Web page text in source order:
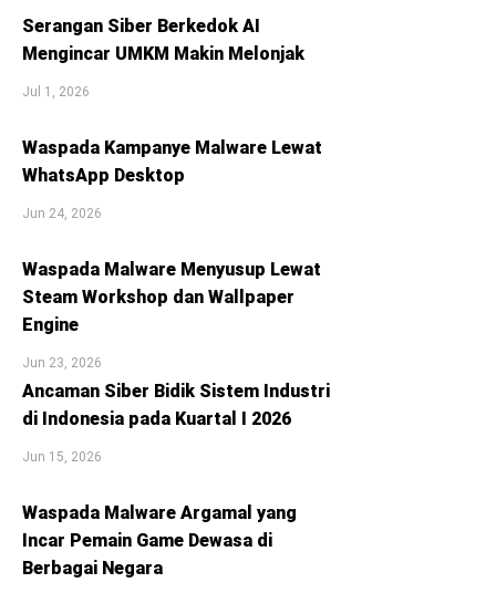
Serangan Siber Berkedok AI
Mengincar UMKM Makin Melonjak
Jul 1, 2026
Waspada Kampanye Malware Lewat
WhatsApp Desktop
Jun 24, 2026
Waspada Malware Menyusup Lewat
Steam Workshop dan Wallpaper
Engine
Jun 23, 2026
Ancaman Siber Bidik Sistem Industri
di Indonesia pada Kuartal I 2026
Jun 15, 2026
Waspada Malware Argamal yang
Incar Pemain Game Dewasa di
Berbagai Negara